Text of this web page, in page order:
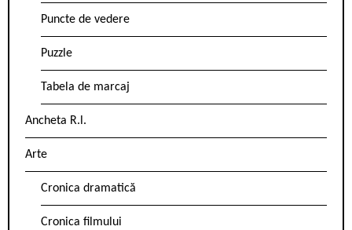
Puncte de vedere
Puzzle
Tabela de marcaj
Ancheta R.l.
Arte
Cronica dramatică
Cronica filmului